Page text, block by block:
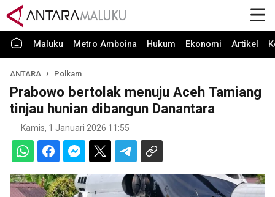
Maluku Metro Amboina Hukum Ekonomi Artikel
ANTARA Polkam
Prabowo bertolak menuju Aceh Tamiang
tinjau hunian dibangun Danantara
Kamis, 1 Januari 2026 11:55